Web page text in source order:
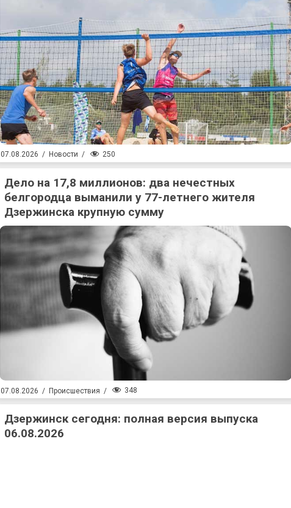
07.08.2026 / Новости / 250
Дело на 17,8 миллионов: два нечестных
белгородца выманили у 77-летнего жителя
Дзержинска крупную сумму
07.08.2026 / Происшествия / 348
Дзержинск сегодня: полная версия выпуска
06.08.2026